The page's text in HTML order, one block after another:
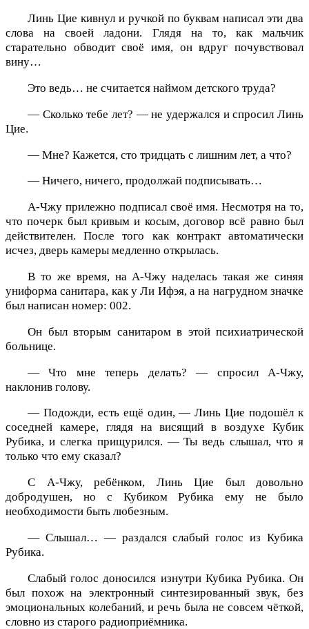
Линь Цие кивнул и ручкой по буквам написал эти два
слова на своей ладони. Глядя на то, как мальчик
старательно обводит своё имя, он вдруг почувствовал
вину…
Это ведь… не считается наймом детского труда?
— Сколько тебе лет? — не удержался и спросил Линь
Цие.
— Мне? Кажется, сто тридцать с лишним лет, а что?
— Ничего, ничего, продолжай подписывать…
А-Чжу прилежно подписал своё имя. Несмотря на то,
что почерк был кривым и косым, договор всё равно был
действителен. После того как контракт автоматически
исчез, дверь камеры медленно открылась.
В то же время, на А-Чжу наделась такая же синяя
униформа санитара, как у Ли Ифэя, а на нагрудном значке
был написан номер: 002.
Он был вторым санитаром в этой психиатрической
больнице.
— Что мне теперь делать? — спросил А-Чжу,
наклонив голову.
— Подожди, есть ещё один, — Линь Цие подошёл к
соседней камере, глядя на висящий в воздухе Кубик
Рубика, и слегка прищурился. — Ты ведь слышал, что я
только что ему сказал?
С А-Чжу, ребёнком, Линь Цие был довольно
добродушен, но с Кубиком Рубика ему не было
необходимости быть любезным.
— Слышал… — раздался слабый голос из Кубика
Рубика.
Слабый голос доносился изнутри Кубика Рубика. Он
был похож на электронный синтезированный звук, без
эмоциональных колебаний, и речь была не совсем чёткой,
словно из старого радиоприёмника.